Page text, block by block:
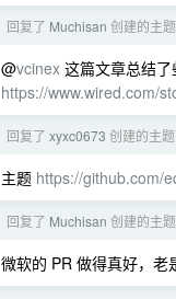
回复了 Muchisan 创建的主题
@vcinex 这篇文章总结
https://www.wired.com/
回复了 xyxc0673 创建的主题
主题 https://github.com/
回复了 Muchisan 创建的主题
微软的 PR 做得真好，老